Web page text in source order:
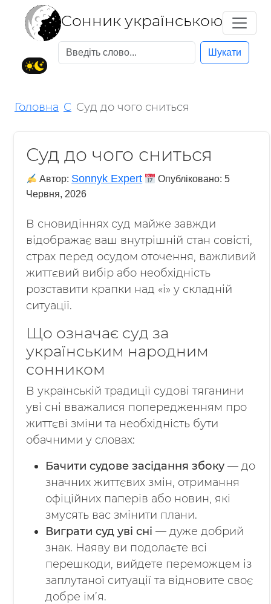
Cонник українською
Шукати
Головна С Суд до чого сниться
Суд до чого сниться
Автор: Sonnyk Expert Опубліковано:5
Червня, 2026
В сновидіннях суд майже завжди
відображає ваш внутрішній стан совісті,
страх перед осудом оточення, важливий
життєвий вибір або необхідність
розставити крапки над «і» у складній
ситуації.
Що означає суд за
українським народним
сонником
В українській традиції судові тяганини
уві сні вважалися попередженням про
життєві зміни та необхідність бути
обачними у словах:
Бачити судове засідання збоку — до
значних життєвих змін, отримання
офіційних паперів або новин, які
змусять вас змінити плани.
Виграти суд уві сні — дуже добрий
знак. Наяву ви подолаєте всі
перешкоди, вийдете переможцем із
заплутаної ситуації та відновите своє
добре ім’я.